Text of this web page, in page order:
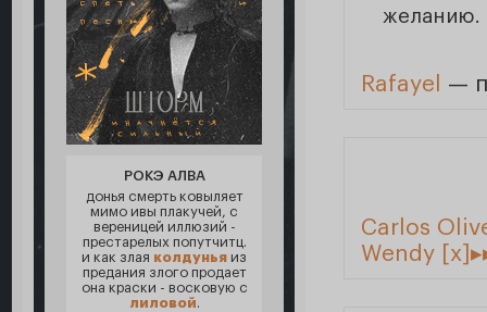
РОКЭ АЛВА
донья смерть ковыляет
мимо ивы плакучей, с
вереницей иллюзий -
престарелых попутчитц.
и как злая колдунья из
предания злого продает
она краски - восковую с
лиловой.
желанию.
Rafayel —
Carlos
Wendy